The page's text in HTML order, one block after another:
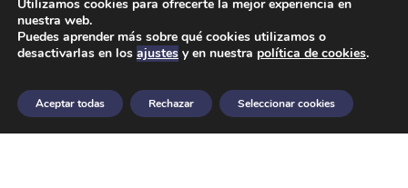
Información relacionada con la sostenibilidad
Sistema Interno de Información
Anuncios legales
Utilizamos cookies para ofrecerte la mejor experiencia en
nuestra web.
Puedes aprender más sobre qué cookies utilizamos o
desactivarlas en los ajustes y en nuestra política de cookies.
Aceptar todas Rechazar Seleccionar cookies